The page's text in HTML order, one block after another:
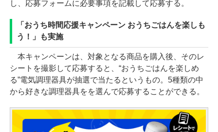
し、応募フォームに必要事項を記載して応募する。
「おうち時間応援キャンペーン おうちごはんを楽しも
う！」も実施
本キャンペーンは、対象となる商品を購入後、そのレ
シートを撮影して応募すると、“おうちごはんを楽しめ
る”電気調理器具が抽選で当たるというもの。5種類の中
から好きな調理器具をを選んで応募することができる。